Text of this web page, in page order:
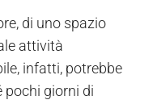
di uno spazio
attività
infatti, potrebbe
pochi giorni di